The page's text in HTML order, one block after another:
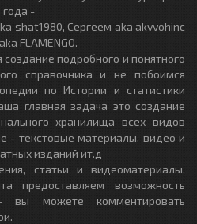
года -
shat1980, Сергеем aka akvvohinc
FLAMENGO.
создание подробного и понятного
справочника и не побоимся
по Истории и статистики
главная задача это создание
хранилища всех видов
- текстовые материалы, видео и
изданий ит.д
статьи и видеоматериалы.
предоставляем возможность
можете комментировать